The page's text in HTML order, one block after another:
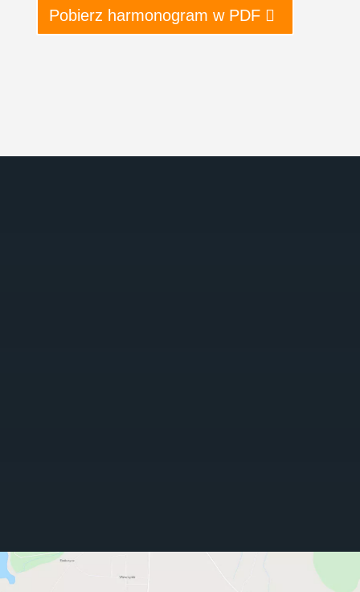
Pobierz harmonogram w PDF